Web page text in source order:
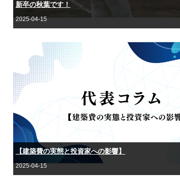
新卒の秋葉です！
2025-04-15
【建築費の実態と投資家への影響】
2025-04-15